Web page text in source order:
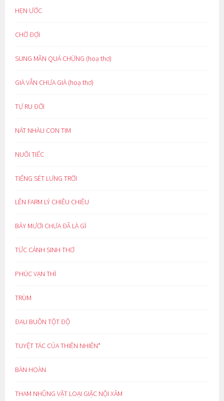
HẸN ƯỚC
CHỜ ĐỢI
SUNG MÃN QUÁ CHỪNG (hoạ thơ)
GIÀ VẪN CHƯA GIÀ (hoạ thơ)
TỰ RU ĐỜI
NÁT NHÀU CON TIM
NUỐI TIẾC
TIẾNG SÉT LƯNG TRỜI
LÊN FARM LÝ CHIỀU CHIỀU
BẢY MƯƠI CHƯA ĐÃ LÀ GÌ
TỨC CẢNH SINH THƠ
PHÚC VẠN THÌ
TRÙM
ĐAU BUỒN TỘT ĐỘ
TUYỆT TÁC CỦA THIÊN NHIÊN*
BÀN HOÀN
THAM NHŨNG VẶT LOẠI GIẶC NỘI XÂM